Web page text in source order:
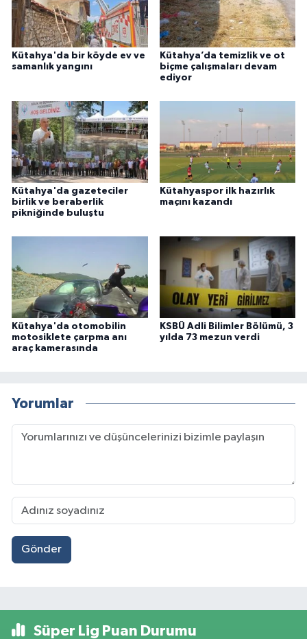
Kütahya'da bir köyde ev ve
samanlık yangını
Kütahya’da temizlik ve ot
biçme çalışmaları devam
ediyor
Kütahya'da gazeteciler
birlik ve beraberlik
pikniğinde buluştu
Kütahyaspor ilk hazırlık
maçını kazandı
Kütahya'da otomobilin
motosiklete çarpma anı
araç kamerasında
KSBÜ Adli Bilimler Bölümü, 3
yılda 73 mezun verdi
Yorumlar
Gönder
Süper Lig Puan Durumu